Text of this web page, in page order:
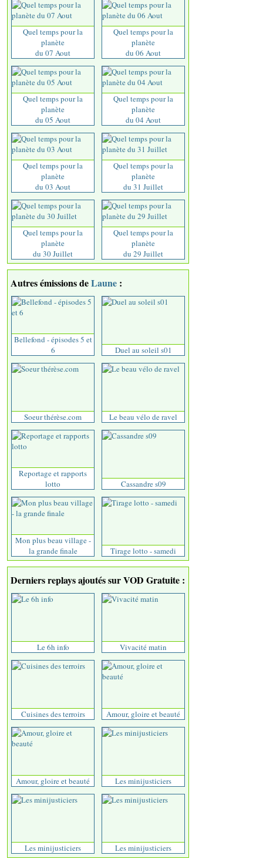
Quel temps pour la
planète
du 07 Aout
Quel temps pour la
planète
du 06 Aout
Quel temps pour la
planète
du 05 Aout
Quel temps pour la
planète
du 04 Aout
Quel temps pour la
planète
du 03 Aout
Quel temps pour la
planète
du 31 Juillet
Quel temps pour la
planète
du 30 Juillet
Quel temps pour la
planète
du 29 Juillet
Autres émissions deLaune :
Bellefond - épisodes 5 et
6
Duel au soleil s01
Soeur thérèse.com Le beau vélo de ravel
Reportage et rapports
lotto
Cassandre s09
Mon plus beau village -
la grande finale
Tirage lotto - samedi
Derniers replays ajoutés sur VOD Gratuite :
Le 6h info Vivacité matin
Cuisines des terroirs Amour, gloire et beauté
Amour, gloire et beauté Les minijusticiers
Les minijusticiers Les minijusticiers